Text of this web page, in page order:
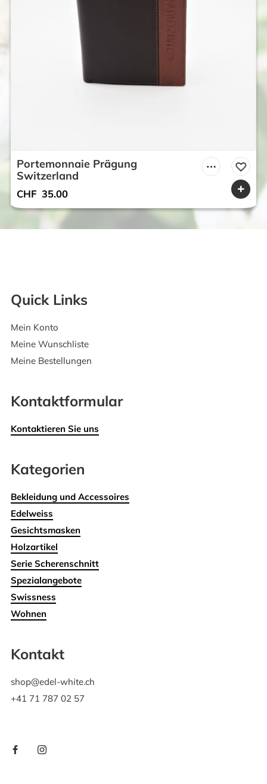
Portemonnaie Prägung
Switzerland
CHF 35.00
Quick Links
Mein Konto
Meine Wunschliste
Meine Bestellungen
Kontaktformular
Kontaktieren Sie uns
Kategorien
Bekleidung und Accessoires
Edelweiss
Gesichtsmasken
Holzartikel
Serie Scherenschnitt
Spezialangebote
Swissness
Wohnen
Kontakt
shop@edel-white.ch
+41 71 787 02 57